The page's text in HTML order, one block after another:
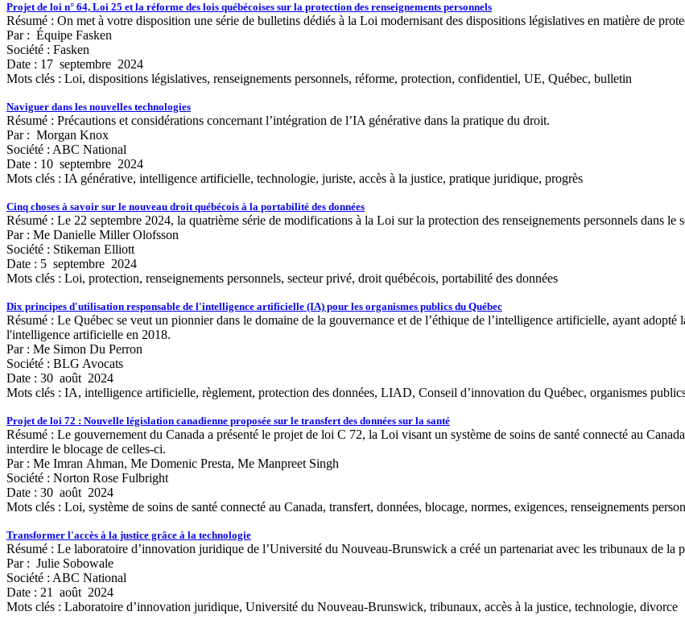
Projet de loi n° 64, Loi 25 et la réforme des lois québécoises sur la protection des renseignements personnels
Résumé : On met à votre disposition une série de bulletins dédiés à la Loi modernisant des dispositions législatives en matière de
Par : Équipe Fasken
Société : Fasken
Date : 17 septembre 2024
Mots clés : Loi, dispositions législatives, renseignements personnels, réforme, protection, confidentiel, UE, Québec, bulletin
Naviguer dans les nouvelles technologies
Résumé : Précautions et considérations concernant l’intégration de l’IA générative dans la pratique du droit.
Par : Morgan Knox
Société : ABC National
Date : 10 septembre 2024
Mots clés : IA générative, intelligence artificielle, technologie, juriste, accès à la justice, pratique juridique, progrès
Cinq choses à savoir sur le nouveau droit québécois à la portabilité des données
Résumé : Le 22 septembre 2024, la quatrième série de modifications à la Loi sur la protection des renseignements personnels dans
Par : Me Danielle Miller Olofsson
Société : Stikeman Elliott
Date : 5 septembre 2024
Mots clés : Loi, protection, renseignements personnels, secteur privé, droit québécois, portabilité des données
Dix principes d'utilisation responsable de l'intelligence artificielle (IA) pour les organismes publics du Québec
Résumé : Le Québec se veut un pionnier dans le domaine de la gouvernance et de l’éthique de l’intelligence artificielle, ayant
l'intelligence artificielle en 2018.
Par : Me Simon Du Perron
Société : BLG Avocats
Date : 30 août 2024
Mots clés : IA, intelligence artificielle, règlement, protection des données, LIAD, Conseil d’innovation du Québec, organismes
Projet de loi 72 : Nouvelle législation canadienne proposée sur le transfert des données sur la santé
Résumé : Le gouvernement du Canada a présenté le projet de loi C 72, la Loi visant un système de soins de santé connecté au
interdire le blocage de celles-ci.
Par : Me Imran Ahman, Me Domenic Presta, Me Manpreet Singh
Société : Norton Rose Fulbright
Date : 30 août 2024
Mots clés : Loi, système de soins de santé connecté au Canada, transfert, données, blocage, normes, exigences, renseignements
Transformer l'accès à la justice grâce à la technologie
Résumé : Le laboratoire d’innovation juridique de l’Université du Nouveau-Brunswick a créé un partenariat avec les tribunaux de la
Par : Julie Sobowale
Société : ABC National
Date : 21 août 2024
Mots clés : Laboratoire d’innovation juridique, Université du Nouveau-Brunswick, tribunaux, accès à la justice, technologie, divorce